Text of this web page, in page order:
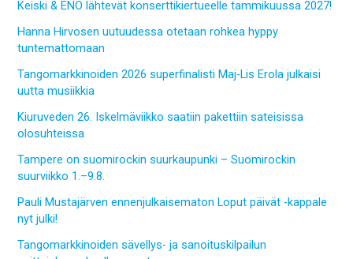
Keiski & ENO lähtevät konserttikiertueelle tammikuussa 2027!
Hanna Hirvosen uutuudessa otetaan rohkea hyppy
tuntemattomaan
Tangomarkkinoiden 2026 superfinalisti Maj-Lis Erola julkaisi
uutta musiikkia
Kiuruveden 26. Iskelmäviikko saatiin pakettiin sateisissa
olosuhteissa
Tampere on suomirockin suurkaupunki – Suomirockin
suurviikko 1.–9.8.
Pauli Mustajärven ennenjulkaisematon Loput päivät -kappale
nyt julki!
Tangomarkkinoiden sävellys- ja sanoituskilpailun